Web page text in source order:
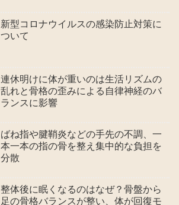
新型コロナウイルスの感染防止対策に
ついて
連休明けに体が重いのは生活リズムの
乱れと骨格の歪みによる自律神経のバ
ランスに影響
ばね指や腱鞘炎などの手先の不調、一
本一本の指の骨を整え集中的な負担を
分散
整体後に眠くなるのはなぜ？骨盤から
足の骨格バランスが整い、体が回復モ